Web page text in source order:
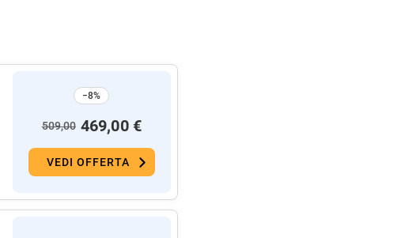
−8%
509,00 469,00 €
VEDI OFFERTA